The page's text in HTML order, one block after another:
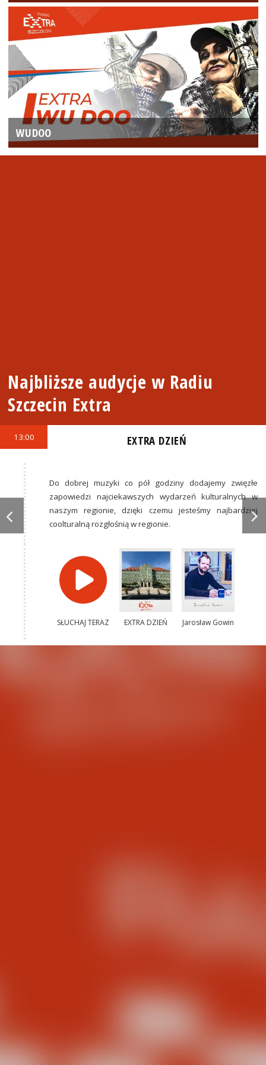
WUDOO
Najbliższe audycje w Radiu
Szczecin Extra
13:00 EXTRA DZIEŃ
Do dobrej muzyki co pół godziny dodajemy zwięzłe
zapowiedzi najciekawszych wydarzeń kulturalnych w
naszym regionie, dzięki czemu jesteśmy najbardziej
coolturalną rozgłośnią w regionie.
SŁUCHAJ TERAZ EXTRA DZIEŃ Jarosław Gowin